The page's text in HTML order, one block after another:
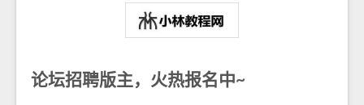
论坛招聘版主，火热报名中~